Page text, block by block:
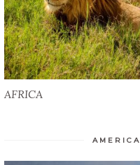
AFRICA
AMERICA